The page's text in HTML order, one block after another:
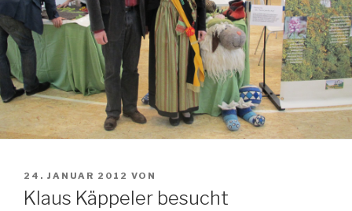
VERÖFFENTLICHT
AM
24. JANUAR 2012 VON
Klaus Käppeler besucht